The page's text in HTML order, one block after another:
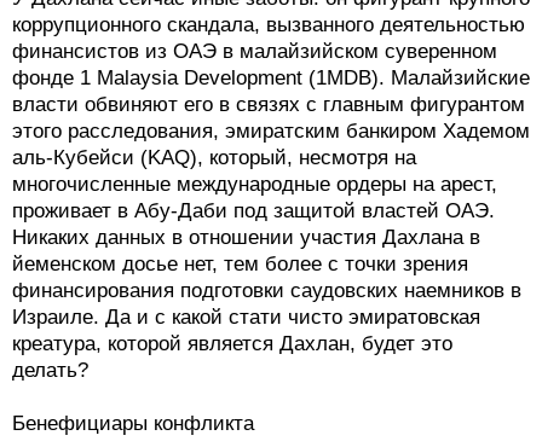
коррупционного скандала, вызванного деятельностью
финансистов из ОАЭ в малайзийском суверенном
фонде 1 Malaysia Development (1MDB). Малайзийские
власти обвиняют его в связях с главным фигурантом
этого расследования, эмиратским банкиром Хадемом
аль-Кубейси (KAQ), который, несмотря на
многочисленные международные ордеры на арест,
проживает в Абу-Даби под защитой властей ОАЭ.
Никаких данных в отношении участия Дахлана в
йеменском досье нет, тем более с точки зрения
финансирования подготовки саудовских наемников в
Израиле. Да и с какой стати чисто эмиратовская
креатура, которой является Дахлан, будет это
делать?
Бенефициары конфликта